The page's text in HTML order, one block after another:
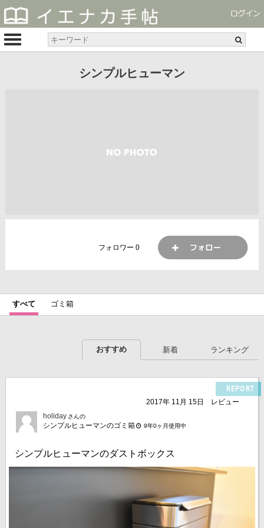
シンプルヒューマン
フォロワー0
すべて ゴミ箱
おすすめ 新着 ランキング
REPORT
2017年 11月 15日
レビュー
holiday さんの
シンプルヒューマンのゴミ箱 9年0ヶ月使用中
シンプルヒューマンのダストボックス